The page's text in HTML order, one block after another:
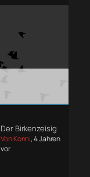
Der Birkenzeisig
Von Konni, 4 Jahren
vor